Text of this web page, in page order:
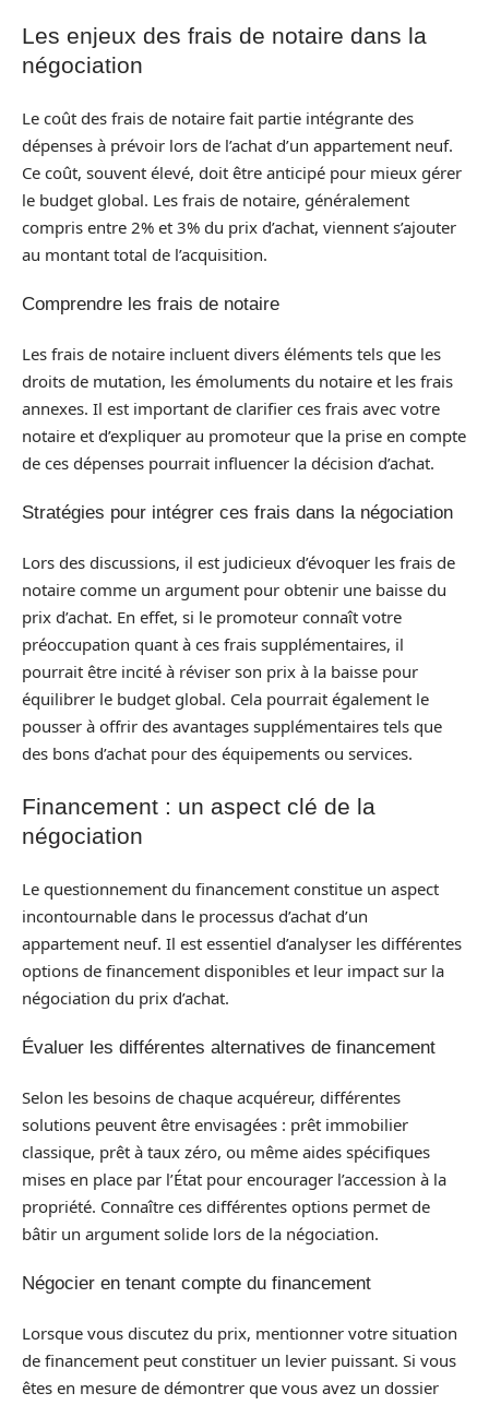
Les enjeux des frais de notaire dans la
négociation
Le coût des frais de notaire fait partie intégrante des
dépenses à prévoir lors de l’achat d’un appartement neuf.
Ce coût, souvent élevé, doit être anticipé pour mieux gérer
le budget global. Les frais de notaire, généralement
compris entre 2% et 3% du prix d’achat, viennent s’ajouter
au montant total de l’acquisition.
Comprendre les frais de notaire
Les frais de notaire incluent divers éléments tels que les
droits de mutation, les émoluments du notaire et les frais
annexes. Il est important de clarifier ces frais avec votre
notaire et d’expliquer au promoteur que la prise en compte
de ces dépenses pourrait influencer la décision d’achat.
Stratégies pour intégrer ces frais dans la négociation
Lors des discussions, il est judicieux d’évoquer les frais de
notaire comme un argument pour obtenir une baisse du
prix d’achat. En effet, si le promoteur connaît votre
préoccupation quant à ces frais supplémentaires, il
pourrait être incité à réviser son prix à la baisse pour
équilibrer le budget global. Cela pourrait également le
pousser à offrir des avantages supplémentaires tels que
des bons d’achat pour des équipements ou services.
Financement : un aspect clé de la
négociation
Le questionnement du financement constitue un aspect
incontournable dans le processus d’achat d’un
appartement neuf. Il est essentiel d’analyser les différentes
options de financement disponibles et leur impact sur la
négociation du prix d’achat.
Évaluer les différentes alternatives de financement
Selon les besoins de chaque acquéreur, différentes
solutions peuvent être envisagées : prêt immobilier
classique, prêt à taux zéro, ou même aides spécifiques
mises en place par l’État pour encourager l’accession à la
propriété. Connaître ces différentes options permet de
bâtir un argument solide lors de la négociation.
Négocier en tenant compte du financement
Lorsque vous discutez du prix, mentionner votre situation
de financement peut constituer un levier puissant. Si vous
êtes en mesure de démontrer que vous avez un dossier